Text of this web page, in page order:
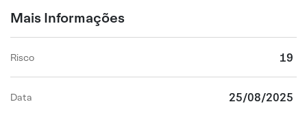
Mais Informações
Risco 19
Data 25/08/2025